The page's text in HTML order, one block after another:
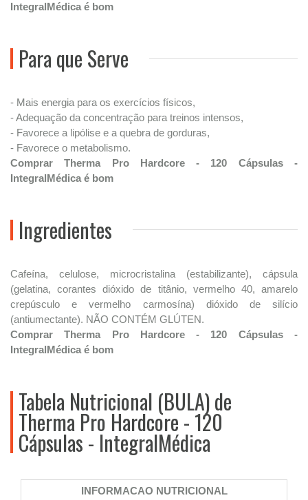
IntegralMédica é bom
Para que Serve
- Mais energia para os exercícios físicos,
- Adequação da concentração para treinos intensos,
- Favorece a lipólise e a quebra de gorduras,
- Favorece o metabolismo.
Comprar Therma Pro Hardcore - 120 Cápsulas -
IntegralMédica é bom
Ingredientes
Cafeína, celulose, microcristalina (estabilizante), cápsula
(gelatina, corantes dióxido de titânio, vermelho 40, amarelo
crepúsculo e vermelho carmosína) dióxido de silício
(antiumectante). NÃO CONTÉM GLÚTEN.
Comprar Therma Pro Hardcore - 120 Cápsulas -
IntegralMédica é bom
Tabela Nutricional (BULA) de
Therma Pro Hardcore - 120
Cápsulas - IntegralMédica
INFORMACAO NUTRICIONAL